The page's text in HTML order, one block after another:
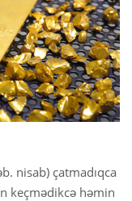
nisab) çatmadıqca
keçmədikcə həmin